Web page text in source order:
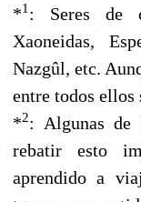
*1: Seres de
Xaoneidas,
Nazgûl, etc.
entre todos ellos
*2: Algunas de
rebatir esto
aprendido a